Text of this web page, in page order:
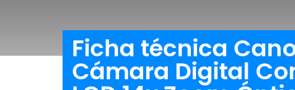
Ficha técnica
Cámara Digital